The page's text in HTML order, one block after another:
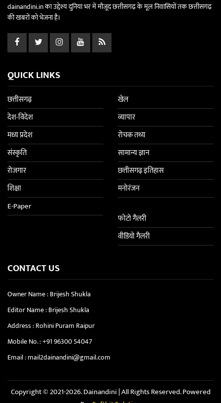
dainandini.in का उद्देश्य दुनिया भर में मौजूद छत्तीसगढ़ के मूल निवासियों तक छत्तीसगढ़
की खबरों को भेजना है।
QUICK LINKS
छत्तीसगढ़
देश-विदेश
मध्य प्रदेश
संस्कृति
रोजगार
शिक्षा
E-Paper
खेल
व्यापार
रोचक तथ्य
सामान्य ज्ञान
छत्तीसगढ़ इतिहास
मनोरंजन
फोटो गैलरी
वीडियो गैलरी
CONTACT US
Owner Name : Brijesh Shukla
Editor Name : Brijesh Shukla
Address : Rohini Puram Raipur
Mobile No. :+91 96300 54047
Email :mail2dainandini@gmail.com
Copyright © 2021-2026. Dainandini | All Rights Reserved. Powered